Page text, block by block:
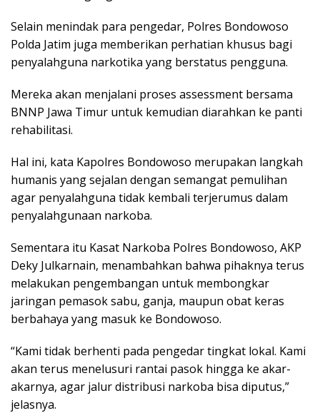
Selain menindak para pengedar, Polres Bondowoso
Polda Jatim juga memberikan perhatian khusus bagi
penyalahguna narkotika yang berstatus pengguna.
Mereka akan menjalani proses assessment bersama
BNNP Jawa Timur untuk kemudian diarahkan ke panti
rehabilitasi.
Hal ini, kata Kapolres Bondowoso merupakan langkah
humanis yang sejalan dengan semangat pemulihan
agar penyalahguna tidak kembali terjerumus dalam
penyalahgunaan narkoba.
Sementara itu Kasat Narkoba Polres Bondowoso, AKP
Deky Julkarnain, menambahkan bahwa pihaknya terus
melakukan pengembangan untuk membongkar
jaringan pemasok sabu, ganja, maupun obat keras
berbahaya yang masuk ke Bondowoso.
“Kami tidak berhenti pada pengedar tingkat lokal. Kami
akan terus menelusuri rantai pasok hingga ke akar-
akarnya, agar jalur distribusi narkoba bisa diputus,”
jelasnya.